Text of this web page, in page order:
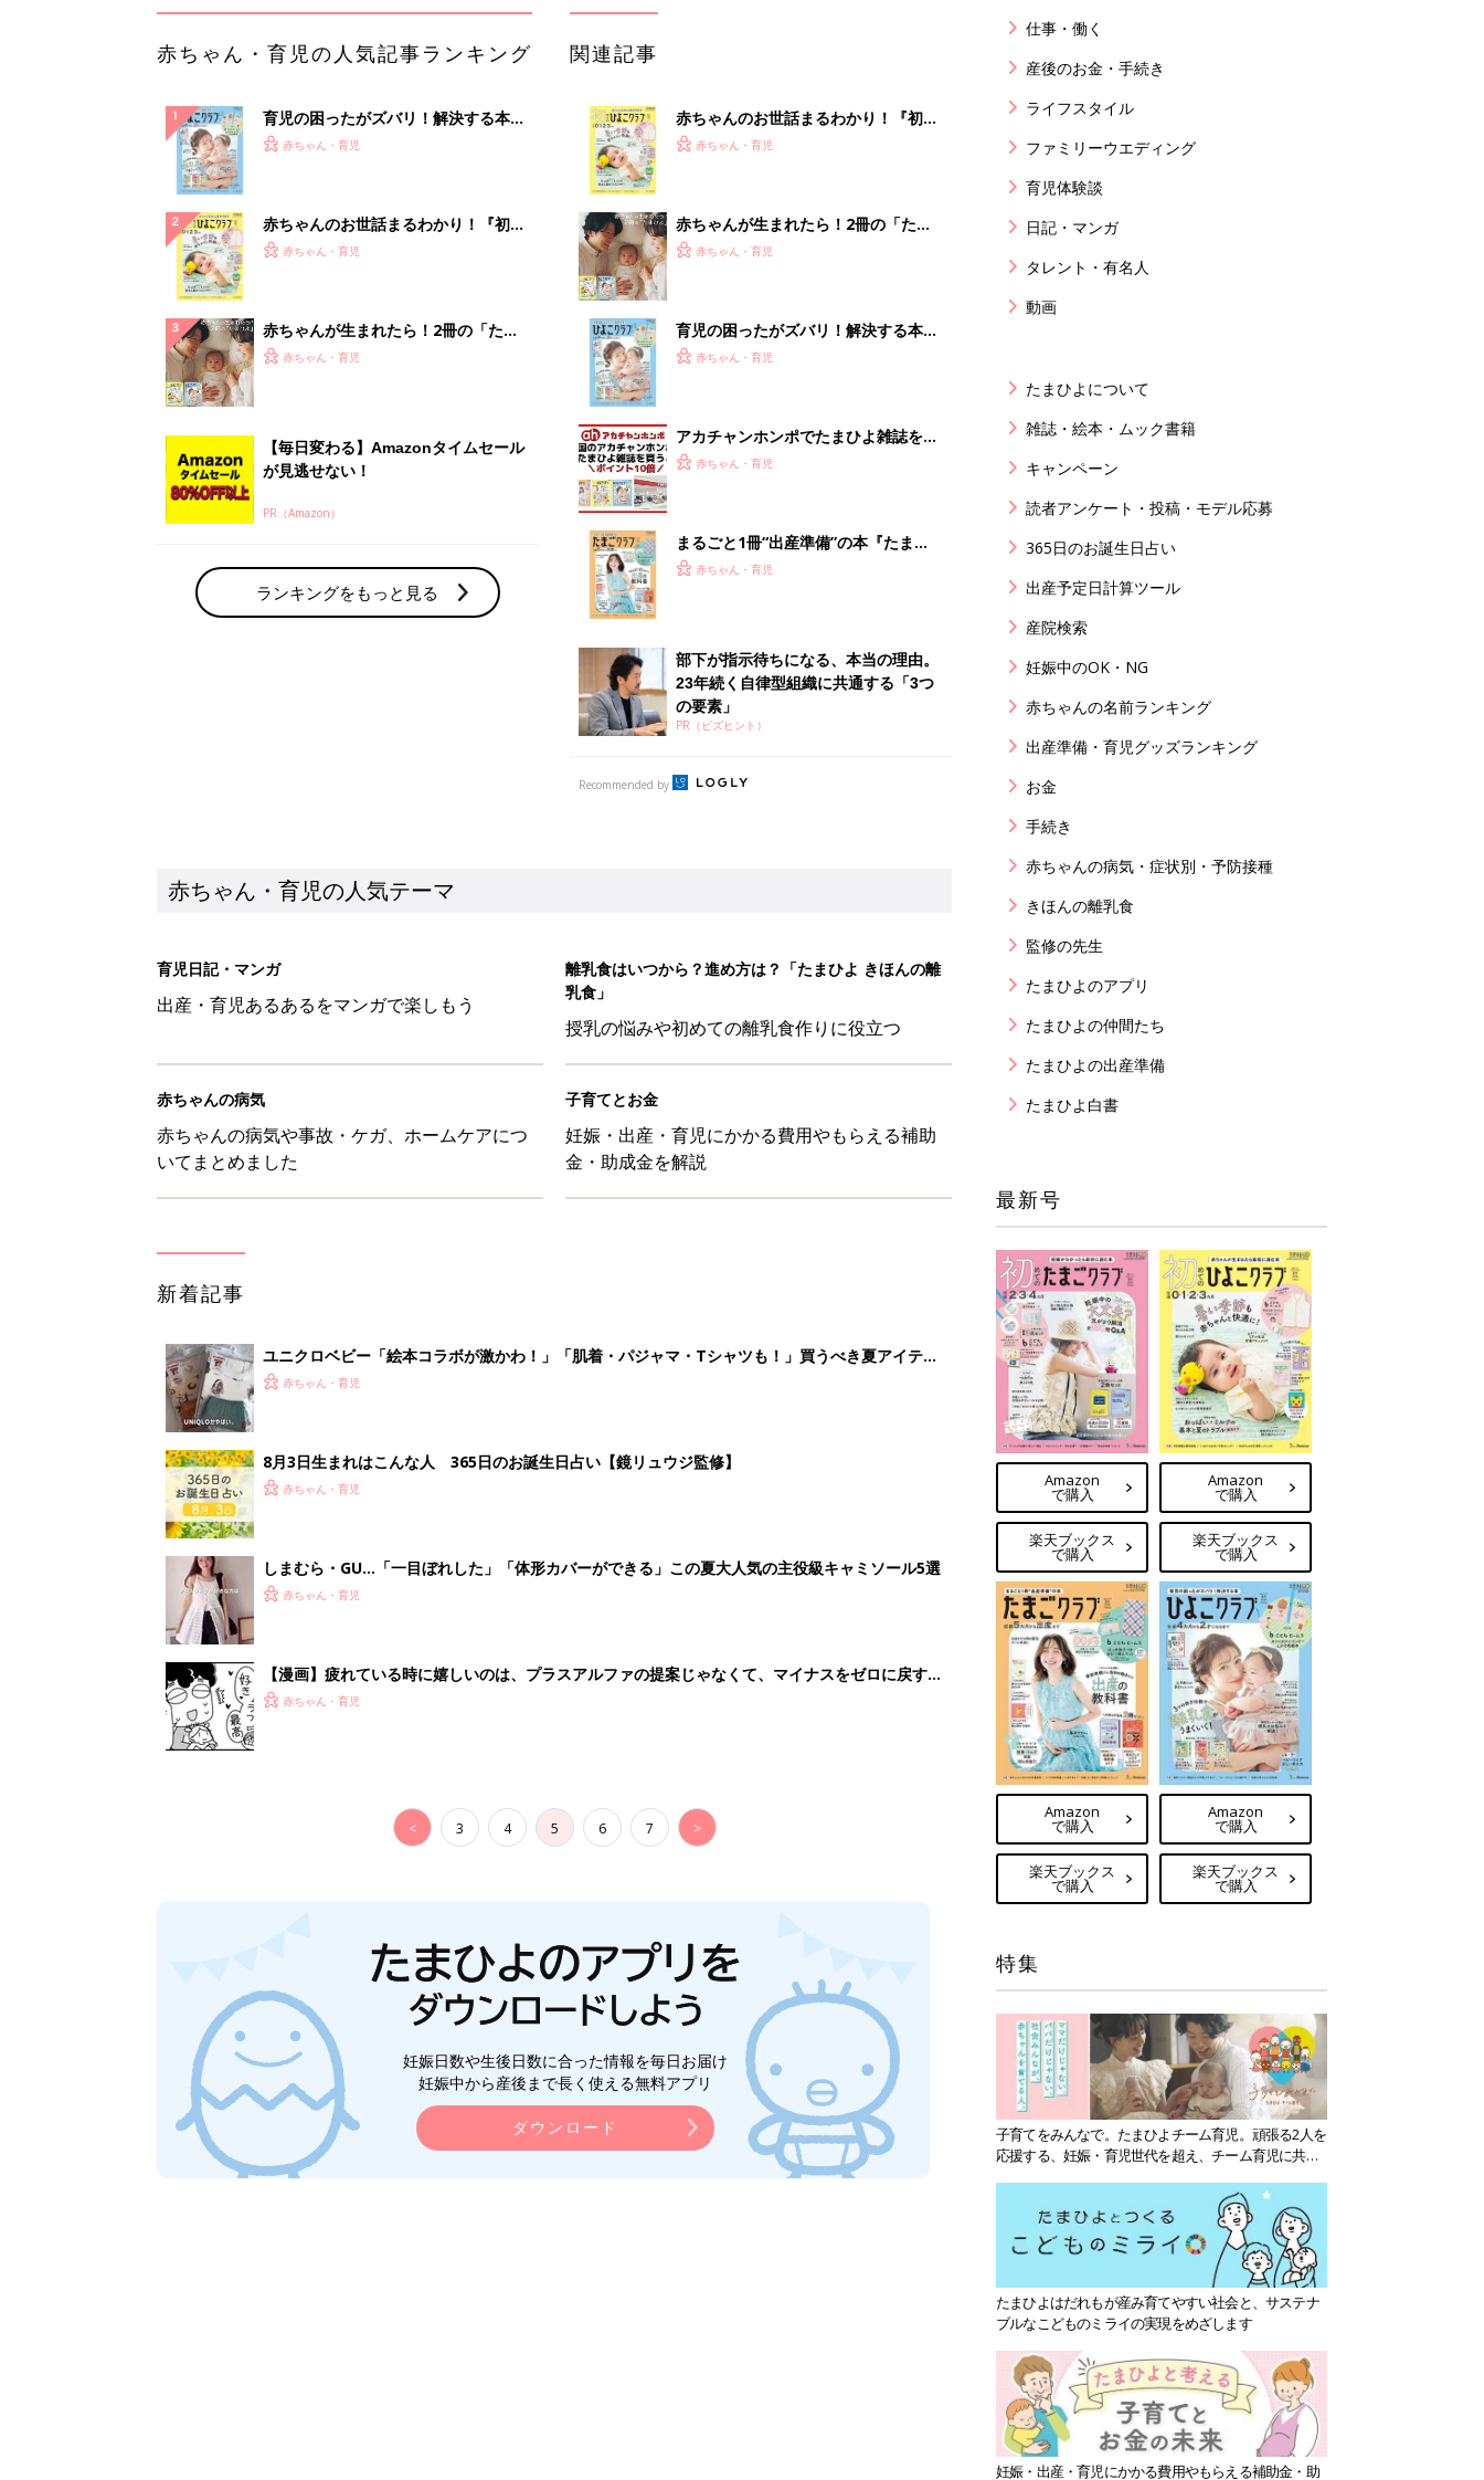
赤ちゃん・育児の人気記事ランキング
育児の困ったがズバリ！解決する本
『ひよこクラブ 夏号』 4カ月～2才
赤ちゃん・育児
赤ちゃんのお世話まるわかり！『初め
てのひよこクラブ 夏号』〈巻頭大特
赤ちゃん・育児
赤ちゃんが生まれたら！2冊の「たま
ひよ」
赤ちゃん・育児
【毎日変わる】Amazonタイムセール
が見逃せない！
PR（Amazon）
ランキングをもっと見る
関連記事
赤ちゃんのお世話まるわかり！『初め
てのひよこクラブ 夏号』〈巻頭大特
赤ちゃん・育児
赤ちゃんが生まれたら！2冊の「たま
ひよ」
赤ちゃん・育児
育児の困ったがズバリ！解決する本
『ひよこクラブ 夏号』 4カ月～2才
赤ちゃん・育児
アカチャンホンポでたまひよ雑誌を買
うとポイント10倍【期間限定】
赤ちゃん・育児
まるごと1冊“出産準備”の本『たまご
クラブ 夏号』〈スペシャル大特集〉
赤ちゃん・育児
部下が指示待ちになる、本当の理由。
23年続く自律型組織に共通する「3つ
の要素」
PR（ビズヒント）
Recommended by
赤ちゃん・育児の人気テーマ
育児日記・マンガ
出産・育児あるあるをマンガで楽しもう
離乳食はいつから？進め方は？「たまひよ きほんの離
乳食」
授乳の悩みや初めての離乳食作りに役立つ
赤ちゃんの病気
赤ちゃんの病気や事故・ケガ、ホームケアにつ
いてまとめました
子育てとお金
妊娠・出産・育児にかかる費用やもらえる補助
金・助成金を解説
新着記事
ユニクロベビー「絵本コラボが激かわ！」「肌着・パジャマ・Tシャツも！」買うべき夏アイテム
5選赤ちゃん・育児
8月3日生まれはこんな人 365日のお誕生日占い【鏡リュウジ監修】
赤ちゃん・育児
しまむら・GU…「一目ぼれした」「体形カバーができる」この夏大人気の主役級キャミソール5選
赤ちゃん・育児
【漫画】疲れている時に嬉しいのは、プラスアルファの提案じゃなくて、マイナスをゼロに戻す手
助け『ふうふう子育て ＃90』
赤ちゃん・育児
< 3 4 5 6 7 >
妊娠日数や生後日数に合った情報を毎日お届け
妊娠中から産後まで長く使える無料アプリ
ダウンロード
仕事・働く
産後のお金・手続き
ライフスタイル
ファミリーウエディング
育児体験談
日記・マンガ
タレント・有名人
動画
たまひよについて
雑誌・絵本・ムック書籍
キャンペーン
読者アンケート・投稿・モデル応募
365日のお誕生日占い
出産予定日計算ツール
産院検索
妊娠中のOK・NG
赤ちゃんの名前ランキング
出産準備・育児グッズランキング
お金
手続き
赤ちゃんの病気・症状別・予防接種
きほんの離乳食
監修の先生
たまひよのアプリ
たまひよの仲間たち
たまひよの出産準備
たまひよ白書
最新号
Amazon
で購入
楽天ブックス
で購入
Amazon
で購入
楽天ブックス
で購入
Amazon
で購入
楽天ブックス
で購入
Amazon
で購入
楽天ブックス
で購入
特集
子育てをみんなで。たまひよチーム育児。頑張る2人を
応援する、妊娠・育児世代を超え、チーム育児に共感
たまひよはだれもが産み育てやすい社会と、サステナ
ブルなこどものミライの実現をめざします
妊娠・出産・育児にかかる費用やもらえる補助金・助